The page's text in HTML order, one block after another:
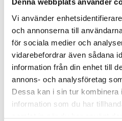
Denna webbplats använder
Vi använder
och annonserna till
för sociala medier och
vidarebefordrar även sådana
information från din enhet till
annons- och analysföretag
Dessa kan i sin tur kombinera
information som du har
samlat in när du har använt
Helena Rehnström
Ekonomiansvarig
0709 13 78 01